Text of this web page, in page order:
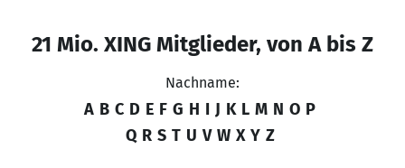
21 Mio. XING Mitglieder, von A bis Z
Nachname:
A B C D E F G H I J K L M N O P
Q R S T U V W X Y Z